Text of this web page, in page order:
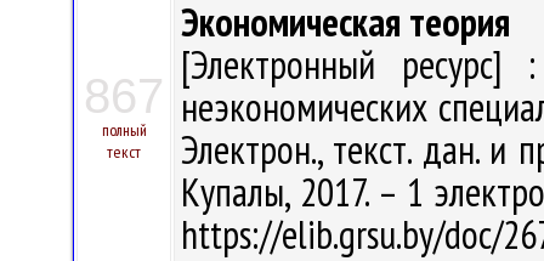
867
полный
текст
Экономическая теория
[Электронный ресурс]
неэкономических
Электрон., текст. дан. и
Купалы, 2017. – 1
https://elib.grsu.by/doc/